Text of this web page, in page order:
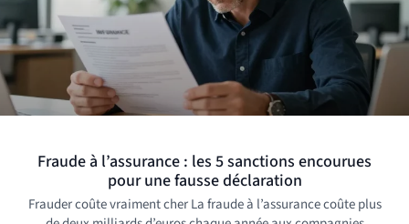
Fraude à l’assurance : les 5 sanctions encourues
pour une fausse déclaration
Frauder coûte vraiment cher La fraude à l’assurance coûte plus